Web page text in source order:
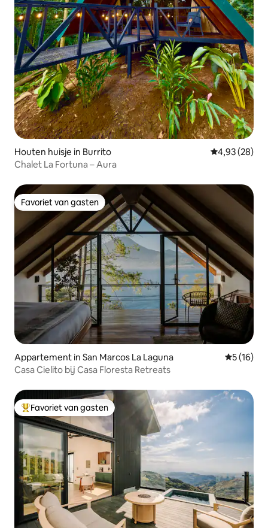
Houten huisje in Burrito Gemiddelde
4,93 (28)
Chalet La Fortuna – Aura
Favoriet van gasten
Favoriet van gasten
Appartement in San Marcos La Laguna
5 (16)
Casa Cielito bij Casa Floresta Retreats
Topfavoriet van gasten
Favoriet van gasten